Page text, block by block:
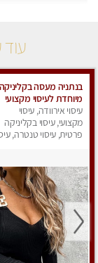
עוד
בנתניה מעסה בקליניקה
מיוחדת לעיסוי מקצועי
עיסוי אירוודה, עיסוי
מקצועי, עיסוי בקליניקה
פרטית, עיסוי טנטרה,